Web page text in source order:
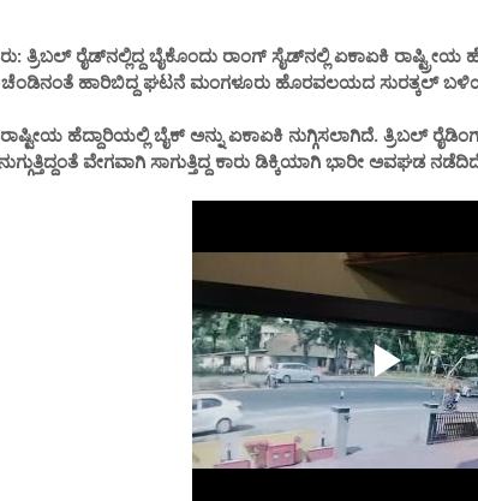
ತ್ರಿಬಲ್ ರೈಡ್‌ನಲ್ಲಿದ್ದ ಬೈಕೊಂದು ರಾಂಗ್ ಸೈಡ್‌ನಲ್ಲಿ ಏಕಾಏಕಿ ರಾಷ್ಟ್ರೀಯ
ಚೆಂಡಿನಂತೆ ಹಾರಿಬಿದ್ದ ಘಟನೆ ಮಂಗಳೂರು ಹೊರವಲಯದ ಸುರತ್ಕಲ್
ಹೆದ್ದಾರಿಯಲ್ಲಿ ಬೈಕ್ ಅನ್ನು ಏಕಾಏಕಿ ನುಗ್ಗಿಸಲಾಗಿದೆ. ತ್ರಿಬಲ್
ವೇಗವಾಗಿ ಸಾಗುತ್ತಿದ್ದ ಕಾರು ಡಿಕ್ಕಿಯಾಗಿ ಭಾರೀ ಅವಘಡ